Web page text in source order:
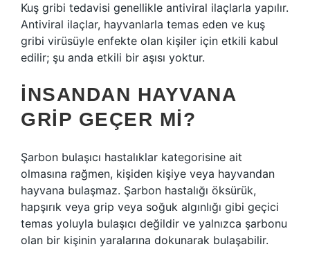
Kuş gribi tedavisi genellikle antiviral ilaçlarla yapılır.
Antiviral ilaçlar, hayvanlarla temas eden ve kuş
gribi virüsüyle enfekte olan kişiler için etkili kabul
edilir; şu anda etkili bir aşısı yoktur.
İNSANDAN HAYVANA
GRIP GEÇER MI?
Şarbon bulaşıcı hastalıklar kategorisine ait
olmasına rağmen, kişiden kişiye veya hayvandan
hayvana bulaşmaz. Şarbon hastalığı öksürük,
hapşırık veya grip veya soğuk algınlığı gibi geçici
temas yoluyla bulaşıcı değildir ve yalnızca şarbonu
olan bir kişinin yaralarına dokunarak bulaşabilir.